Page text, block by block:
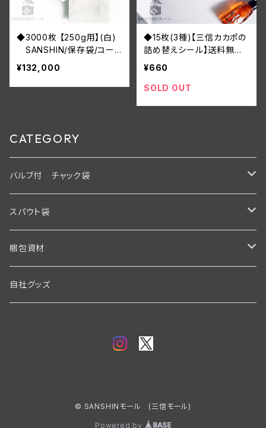
◆3000枚 【250g用】(白)
SANSHIN/保存袋/コー
ヒー豆/ジッパー付き/インナ
ーバルブ付/小分け袋/防湿/
送料無料
¥132,000
◆15枚(3種)【三信カカポの
詰め替えシール】送料無料
／耐水ステッカー
¥660
SOLD OUT
CATEGORY
バルブ付 チャック袋
フラットボトム
スタンド式
クッション封筒(プチプチ/エアークッション)
スパウト袋
スタンド式
スクリューキャップ
梱包資材
クッション封筒
自社グッズ
© SANSHINモール (三信モール)
Powered by